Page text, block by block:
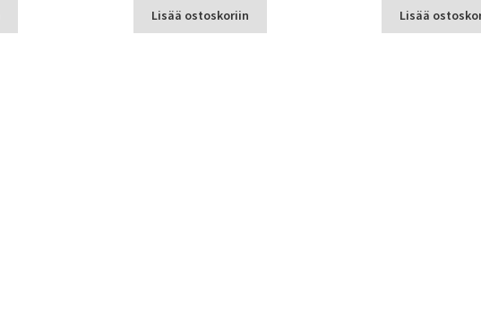
Lisää ostoskoriin Lisää